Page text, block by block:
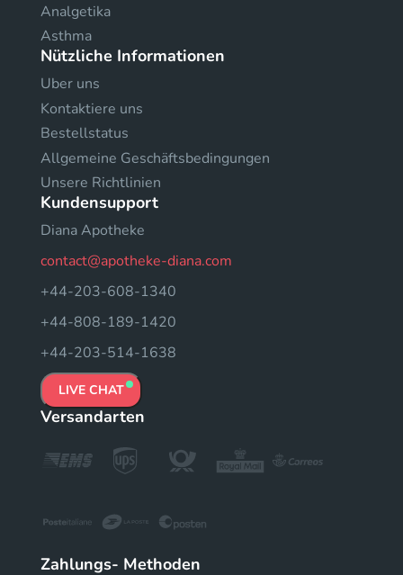
Analgetika
Asthma
Nützliche Informationen
Uber uns
Kontaktiere uns
Bestellstatus
Allgemeine Geschäftsbedingungen
Unsere Richtlinien
Kundensupport
Diana Apotheke
contact@apotheke-diana.com
+44-203-608-1340
+44-808-189-1420
+44-203-514-1638
LIVE CHAT
Versandarten
Zahlungs- Methoden